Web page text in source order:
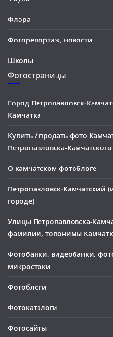
Флора
Фоторепортаж, новости
Школы
Фотостраницы
Город Петропавловск-
Камчатка
Купить / продать фото
Петропавловска-Камчатского
О камчатском фотоблоге
Петропавловск-Камчатский
городе)
Улицы Петропавловска-
фамилии, топонимы
Фотобанки, видеобанки,
микростоки
Фотоблоги
Фотокаталоги
Фотосайты